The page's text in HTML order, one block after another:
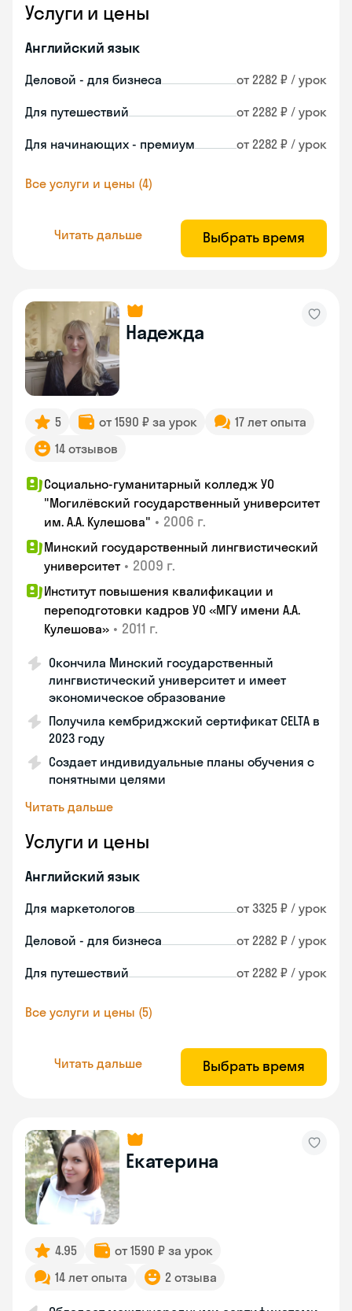
Услуги и цены
Английский язык
Деловой - для бизнеса от 2282 ₽ / урок
Для путешествий от 2282 ₽ / урок
Для начинающих - премиум от 2282 ₽ / урок
Все услуги и цены (4)
Читать дальше Выбрать время
Надежда
5 от 1590 ₽ за урок
17 лет опыта
14 отзывов
Социально-гуманитарный колледж УО
"Могилёвский государственный университет
им. А.А. Кулешова" • 2006 г.
Минский государственный лингвистический
университет • 2009 г.
Институт повышения квалификации и
переподготовки кадров УО «МГУ имени А.А.
Кулешова» • 2011 г.
Окончила Минский государственный
лингвистический университет и имеет
экономическое образование
Получила кембриджский сертификат CELTA в
2023 году
Создает индивидуальные планы обучения с
понятными целями
Читать дальше
Услуги и цены
Английский язык
Для маркетологов от 3325 ₽ / урок
Деловой - для бизнеса от 2282 ₽ / урок
Для путешествий от 2282 ₽ / урок
Все услуги и цены (5)
Читать дальше Выбрать время
Екатерина
4.95
от 1590 ₽ за урок
14 лет опыта
2 отзыва